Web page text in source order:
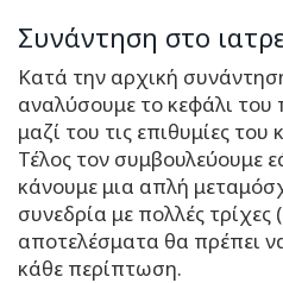
Συνάντηση στο
Κατά την αρχική
αναλύσουμε το κεφάλι
μαζί του τις επιθυμίες του
Τέλος τον συμβουλεύουμε
κάνουμε μια απλή
συνεδρία με πολλές τρίχες
αποτελέσματα θα πρέπει
κάθε περίπτωση.